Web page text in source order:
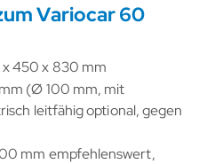
Variocar 60
450 x 830 mm
(Ø 100 mm, mit
leitfähig optional, gegen
mm empfehlenswert,